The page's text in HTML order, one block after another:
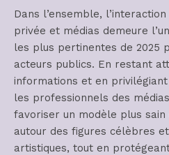
Dans l’ensemble,
privée et médias demeure
les plus pertinentes de 2025
acteurs publics. En restant
informations et en
les professionnels des
favoriser un modèle plus sain
autour des figures célèbres
artistiques, tout en